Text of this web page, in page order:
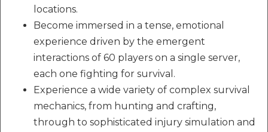
locations.
Become immersed in a tense, emotional
experience driven by the emergent
interactions of 60 players on a single server,
each one fighting for survival.
Experience a wide variety of complex survival
mechanics, from hunting and crafting,
through to sophisticated injury simulation and